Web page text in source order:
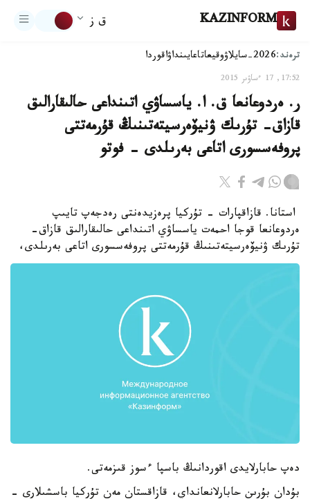
KAZINFORM ق ز
ترەند:2026-سايلاۋ وقيعاتاعايىنداۋاقوردا
17:52, 17 ءساۋىر 2015
ر. ەردوعانعا ق. ا. ياسساۋي اتىنداعى حالىقارالىق
قازاق- تۇرىك ۋنيۆەرسيتەتىنىڭ قۇرمەتتى
پروفەسسورى اتاعى بەرىلدى - فوتو
استانا. قازاقپارات - تۇركيا پرەزيدەنتى رەدجەپ تايىپ
ەردوعانعا قوجا احمەت ياسساۋي اتىنداعى حالىقارالىق قازاق-
تۇرىك ۋنيۆەرسيتەتىنىڭ قۇرمەتتى پروفەسسورى اتاعى بەرىلدى،
دەپ حابارلايدى اقوردانىڭ باسپا ءسوز قىزمەتى.
بۇدان بۇرىن حابارلانعانداي، قازاقستان مەن تۇركيا باسشىلارى -